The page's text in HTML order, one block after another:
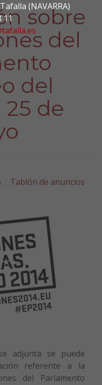
(NAVARRA)
11
sobre
del
del
de
Tablón de anuncios
adjunta se puede
referente a la
del Parlamento